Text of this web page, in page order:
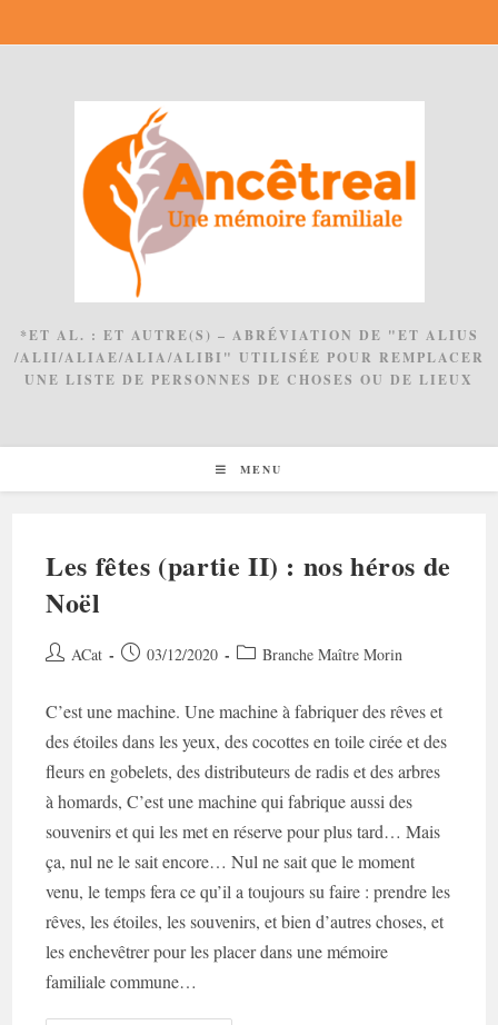
*ET AL. : ET AUTRE(S) – ABRÉVIATION DE "ET ALIUS
/ALII/ALIAE/ALIA/ALIBI" UTILISÉE POUR REMPLACER
UNE LISTE DE PERSONNES DE CHOSES OU DE LIEUX
MENU
Les fêtes (partie II) : nos héros de
Noël
Auteur/autrice
publication :
ACat
Post03/12/2020
PostBranche Maître Morin
C’est une machine. Une machine à fabriquer des rêves et
des étoiles dans les yeux, des cocottes en toile cirée et des
fleurs en gobelets, des distributeurs de radis et des arbres
à homards, C’est une machine qui fabrique aussi des
souvenirs et qui les met en réserve pour plus tard… Mais
ça, nul ne le sait encore… Nul ne sait que le moment
venu, le temps fera ce qu’il a toujours su faire : prendre les
rêves, les étoiles, les souvenirs, et bien d’autres choses, et
les enchevêtrer pour les placer dans une mémoire
familiale commune…